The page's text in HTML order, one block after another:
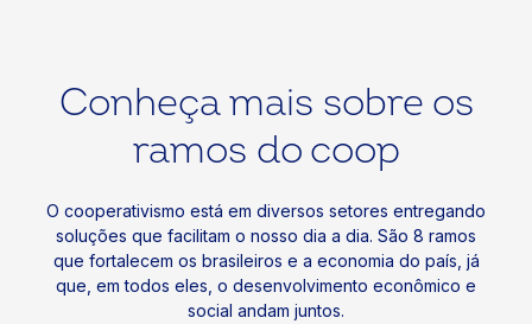
Conheça mais sobre os
ramos do coop
O cooperativismo está em diversos setores entregando
soluções que facilitam o nosso dia a dia. São 8 ramos
que fortalecem os brasileiros e a economia do país, já
que, em todos eles, o desenvolvimento econômico e
social andam juntos.